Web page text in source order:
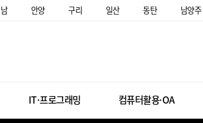
안양 구리 일산 동탄 남양주
IT·프로그래밍 컴퓨터활용·OA